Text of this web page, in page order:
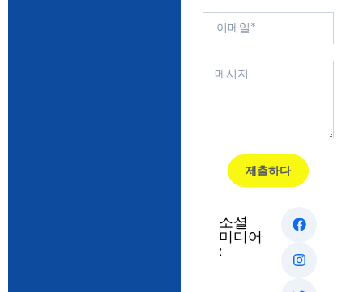
제출하다
소셜
미디어
: